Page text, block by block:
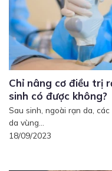
Chỉ nâng cơ điều trị
sinh có được không?
Sau sinh, ngoài rạn da,
da vùng...
18/09/2023